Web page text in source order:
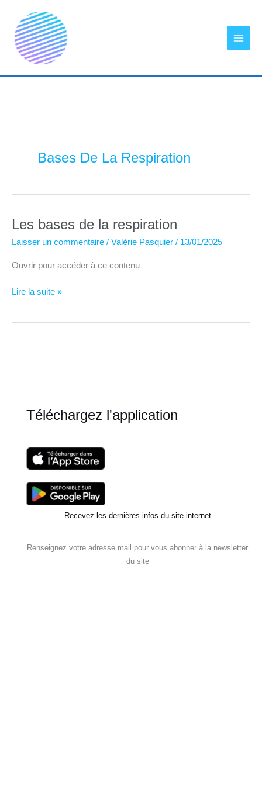
contenu
Bases De La Respiration
Les bases de la respiration
Laisser un commentaire / Valérie Pasquier / 13/01/2025
Ouvrir pour accéder à ce contenu
Les
Lire la suite »
Téléchargez l'application
Recevez les dernières infos du site internet
Renseignez votre adresse mail pour vous abonner à la newsletter
du site